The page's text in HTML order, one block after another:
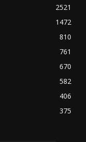
2521
1472
810
761
670
582
406
375